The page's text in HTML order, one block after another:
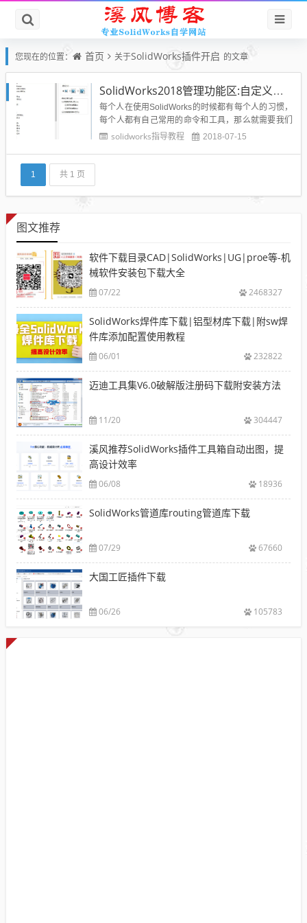
您现在的位置： 首页 关于SolidWorks插件开启 的文章
SolidWorks2018管理功能区:自定义工具命令和插件
每个人在使用SolidWorks的时候都有每个人的习惯，
每个人都有自己常用的命令和工具，那么就需要我们
自己去定义这些东西来加快我们的建模速度，下面就
solidworks指导教程 2018-07-15
1 共 1 页
图文推荐
软件下载目录CAD|SolidWorks|UG|proe等-机
械软件安装包下载大全
07/22 2468327
SolidWorks焊件库下载|铝型材库下载|附sw焊
件库添加配置使用教程
06/01 232822
迈迪工具集V6.0破解版注册码下载附安装方法
11/20 304447
溪风推荐SolidWorks插件工具箱自动出图，提
高设计效率
06/08 18936
SolidWorks管道库routing管道库下载
07/29 67660
大国工匠插件下载
06/26 105783